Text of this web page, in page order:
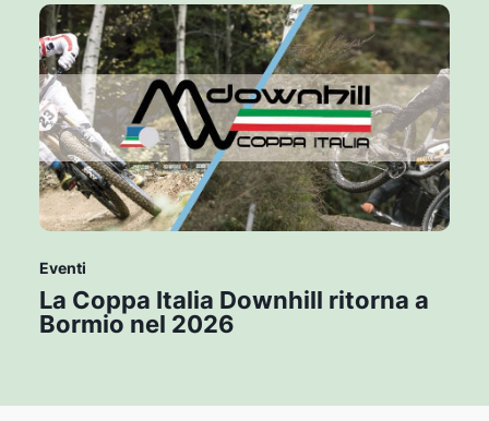
Eventi
La Coppa Italia Downhill ritorna a
Bormio nel 2026